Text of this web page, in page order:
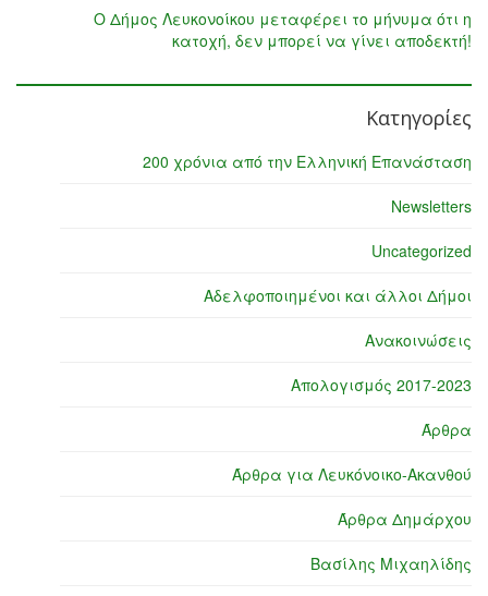
Ο Δήμος Λευκονοίκου μεταφέρει το μήνυμα ότι η
κατοχή, δεν μπορεί να γίνει αποδεκτή!
Κατηγορίες
200 χρόνια από την Ελληνική Επανάσταση
Newsletters
Uncategorized
Αδελφοποιημένοι και άλλοι Δήμοι
Ανακοινώσεις
Απολογισμός 2017-2023
Άρθρα
Άρθρα για Λευκόνοικο-Ακανθού
Άρθρα Δημάρχου
Βασίλης Μιχαηλίδης